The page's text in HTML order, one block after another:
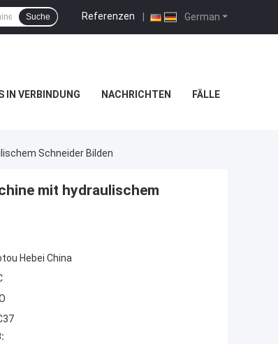
German
Referenzen |
Suche
IN VERBINDUNG NACHRICHTEN FÄLLE
Schneider Bilden
mit hydraulischem
Hebei China